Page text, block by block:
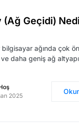
(Ağ Geçidi)
ağında çok
daha geniş ağ
2025